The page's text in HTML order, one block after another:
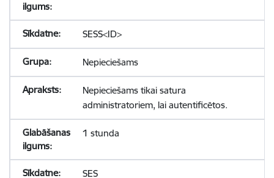
SESS<ID>
Nepieciešams
Nepieciešams tikai satura
administratoriem, lai autentificētos.
1 stunda
SES